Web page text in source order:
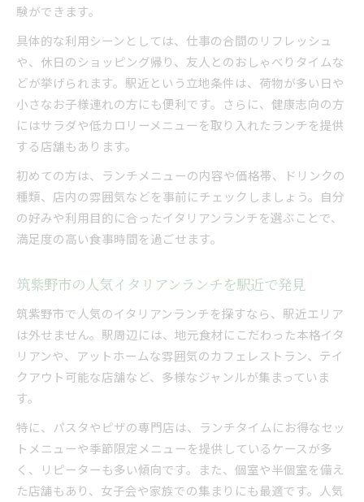
験ができます。
具体的な利用シーンとしては、仕事の合間のリフレッシュ
や、休日のショッピング帰り、友人とのおしゃべりタイムな
どが挙げられます。駅近という立地条件は、荷物が多い日や
小さなお子様連れの方にも便利です。さらに、健康志向の方
にはサラダや低カロリーメニューを取り入れたランチを提供
する店舗もあります。
初めての方は、ランチメニューの内容や価格帯、ドリンクの
種類、店内の雰囲気などを事前にチェックしましょう。自分
の好みや利用目的に合ったイタリアンランチを選ぶことで、
満足度の高い食事時間を過ごせます。
筑紫野市の人気イタリアンランチを駅近で発見
筑紫野市で人気のイタリアンランチを探すなら、駅近エリア
は外せません。駅周辺には、地元食材にこだわった本格イタ
リアンや、アットホームな雰囲気のカフェレストラン、テイ
クアウト可能な店舗など、多様なジャンルが集まっていま
す。
特に、パスタやピザの専門店は、ランチタイムにお得なセッ
トメニューや季節限定メニューを提供しているケースが多
く、リピーターも多い傾向です。また、個室や半個室を備え
た店舗もあり、女子会や家族での集まりにも最適です。人気